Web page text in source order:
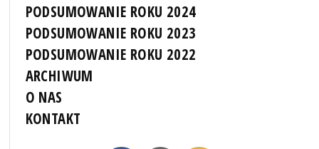
PODSUMOWANIE ROKU 2024
PODSUMOWANIE ROKU 2023
PODSUMOWANIE ROKU 2022
ARCHIWUM
O NAS
KONTAKT